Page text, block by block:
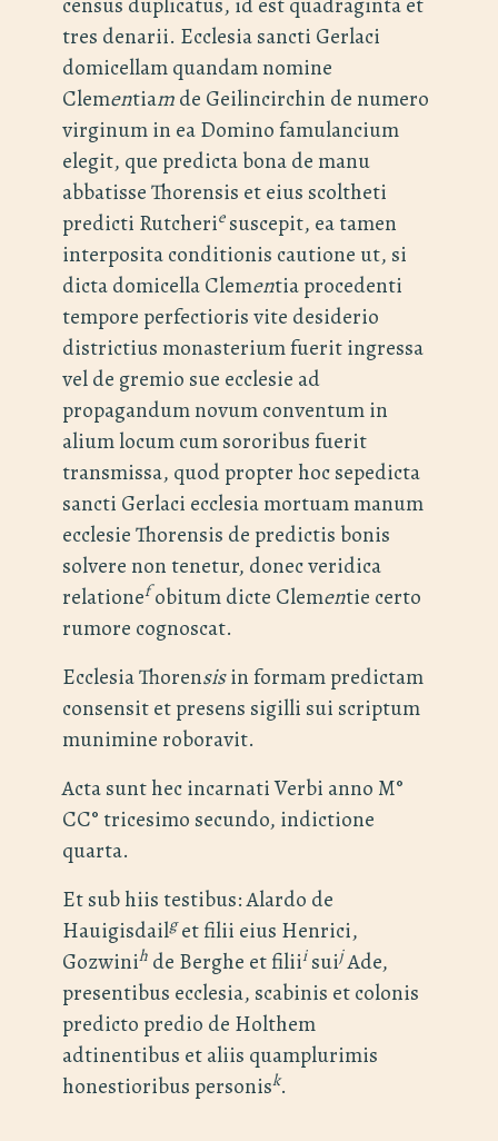
tres denarii. Ecclesia sancti Gerlaci
domicellam quandam nomine
Clementiamde Geilincirchin de numero
virginum in ea Domino famulancium
elegit, que predicta bona de manu
abbatisse Thorensis et eius scoltheti
predicti Rutcheriesuscepit, ea tamen
interposita conditionis cautione ut, si
dicta domicella Clementia procedenti
tempore perfectioris vite desiderio
districtius monasterium fuerit ingressa
vel de gremio sue ecclesie ad
propagandum novum conventum in
alium locum cum sororibus fuerit
transmissa, quod propter hoc sepedicta
sancti Gerlaci ecclesia mortuam manum
ecclesie Thorensis de predictis bonis
solvere non tenetur, donec veridica
relationefobitum dicte Clementie certo
rumore cognoscat.
Ecclesia Thorensisin formam predictam
consensit et presens sigilli sui scriptum
munimine roboravit.
Acta sunt hec incarnati Verbi anno M°
CC° tricesimo secundo, indictione
quarta.
Et sub hiis testibus: Alardo de
Hauigisdailget filii eius Henrici,
Gozwinih de Berghe et filiiisuijAde,
presentibus ecclesia, scabinis et colonis
predicto predio de Holthem
adtinentibus et aliis quamplurimis
honestioribus personisk.